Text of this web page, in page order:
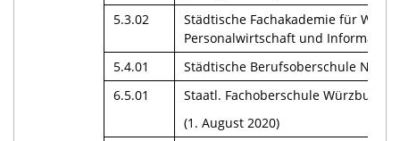
5.3.02
Städtische Fachakademie für
Personalwirtschaft und
5.4.01
Städtische Berufsoberschule
6.5.01
Staatl. Fachoberschule Würzburg
(1. August 2020)